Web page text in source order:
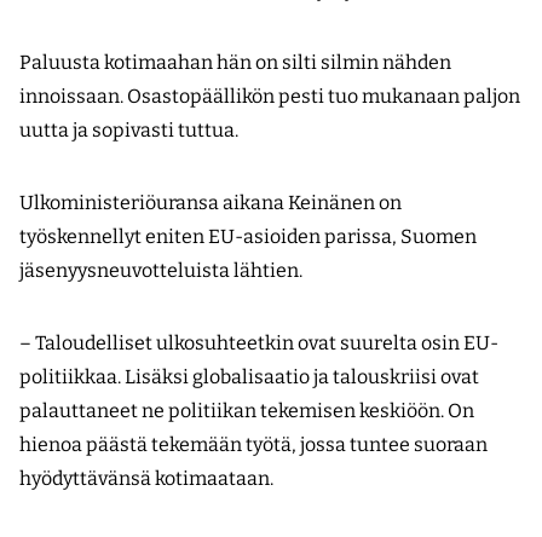
Paluusta kotimaahan hän on silti silmin nähden
innoissaan. Osastopäällikön pesti tuo mukanaan paljon
uutta ja sopivasti tuttua.
Ulkoministeriöuransa aikana Keinänen on
työskennellyt eniten EU-asioiden parissa, Suomen
jäsenyysneuvotteluista lähtien.
– Taloudelliset ulkosuhteetkin ovat suurelta osin EU-
politiikkaa. Lisäksi globalisaatio ja talouskriisi ovat
palauttaneet ne politiikan tekemisen keskiöön. On
hienoa päästä tekemään työtä, jossa tuntee suoraan
hyödyttävänsä kotimaataan.